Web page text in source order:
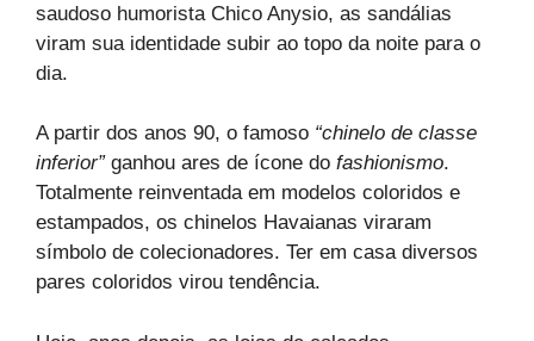
saudoso humorista Chico Anysio, as sandálias
viram sua identidade subir ao topo da noite para o
dia.
A partir dos anos 90, o famoso “chinelo de classe
inferior”ganhou ares de ícone do fashionismo.
Totalmente reinventada em modelos coloridos e
estampados, os chinelos Havaianas viraram
símbolo de colecionadores. Ter em casa diversos
pares coloridos virou tendência.